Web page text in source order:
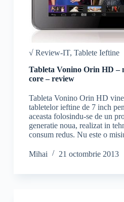
√ Review-IT, Tablete Ieftine
Tableta Vonino Orin HD –
core – review
Tableta Vonino Orin HD
tabletelor ieftine de 7 inch
aceasta folosindu-se de un
generatie noua, realizat in
consum redus. Nu este o
Mihai 21 octombrie 2013